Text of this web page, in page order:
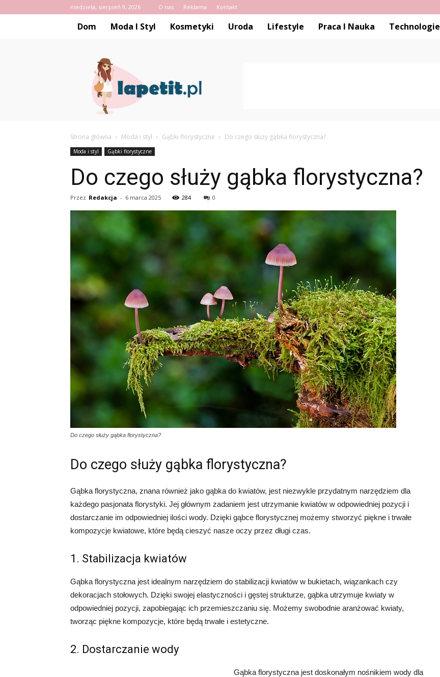
niedziela, sierpień 9, 2026 O nas Reklama Kontakt
Dom Moda I Styl Kosmetyki Uroda Lifestyle Praca I Nauka Technologie
Lapetit.pl
Strona główna Moda i styl Gąbki florystyczne Do czego służy gąbka florystyczna?
Moda i styl Gąbki florystyczne
Do czego służy gąbka florystyczna?
Przez Redakcja - 6 marca 2025 284 0
Do czego służy gąbka florystyczna?
Do czego służy gąbka florystyczna?
Gąbka florystyczna, znana również jako gąbka do kwiatów, jest niezwykle przydatnym narzędziem dla
każdego pasjonata florystyki. Jej głównym zadaniem jest utrzymanie kwiatów w odpowiedniej pozycji i
dostarczanie im odpowiedniej ilości wody. Dzięki gąbce florystycznej możemy stworzyć piękne i trwałe
kompozycje kwiatowe, które będą cieszyć nasze oczy przez długi czas.
1. Stabilizacja kwiatów
Gąbka florystyczna jest idealnym narzędziem do stabilizacji kwiatów w bukietach, wiązankach czy
dekoracjach stołowych. Dzięki swojej elastyczności i gęstej strukturze, gąbka utrzymuje kwiaty w
odpowiedniej pozycji, zapobiegając ich przemieszczaniu się. Możemy swobodnie aranżować kwiaty,
tworząc piękne kompozycje, które będą trwałe i estetyczne.
2. Dostarczanie wody
Gąbka florystyczna jest doskonałym nośnikiem wody dla